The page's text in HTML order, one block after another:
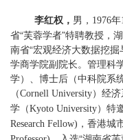
李红权， 男， 1976年
省“芙蓉学者”特聘教授，
南省“宏观经济大数据挖
学商学院副院长。管理科
学）、博士后（中科院系
（Cornell University）经
学（Kyoto University）特
Research Fellow) ，香港城